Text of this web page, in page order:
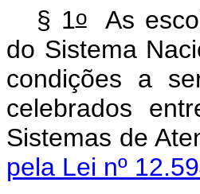
§ 1oAs
do Sistema
condições a
celebrados
Sistemas de
pela Lei nº